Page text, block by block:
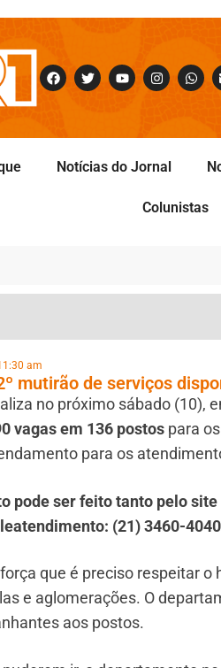
Notícias do Jornal
Colunistas
am
mutirão de serviços
no próximo sábado (10),
vagas em 136 postos para os
para os
pode ser feito tanto pelo
(21) 3460-
que é preciso respeitar
e aglomerações. O
aos postos.